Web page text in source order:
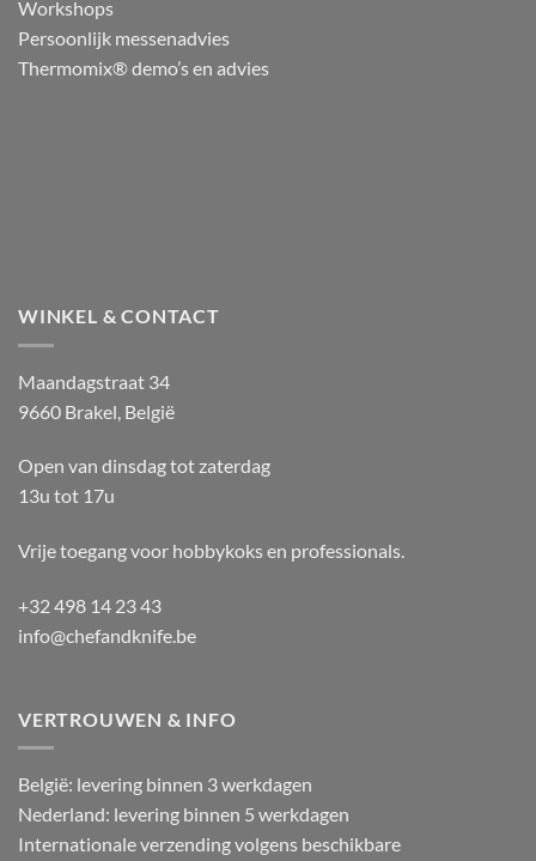
Workshops
Persoonlijk messenadvies
Thermomix® demo’s en advies
WINKEL & CONTACT
Maandagstraat 34
9660 Brakel, België
Open van dinsdag tot zaterdag
13u tot 17u
Vrije toegang voor hobbykoks en professionals.
+32 498 14 23 43
info@chefandknife.be
VERTROUWEN & INFO
België: levering binnen 3 werkdagen
Nederland: levering binnen 5 werkdagen
Internationale verzending volgens beschikbare